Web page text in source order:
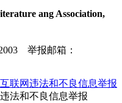
ang Association,
举报邮箱：
联网违法和不良信息举报
法和不良信息举报